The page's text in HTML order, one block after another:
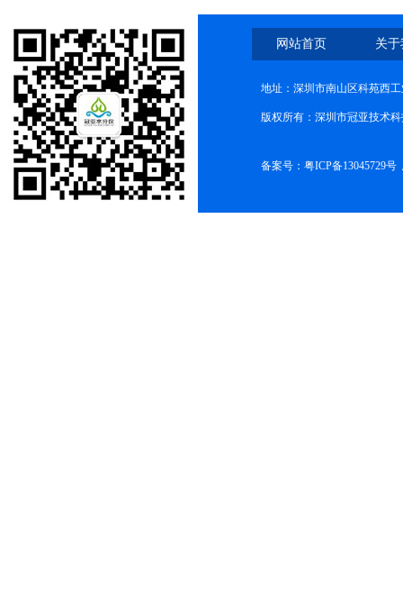
网站首页 关
地址：深圳市南山区科苑西
版权所有：深圳市冠亚技术
备案号： 粤ICP备13045729号